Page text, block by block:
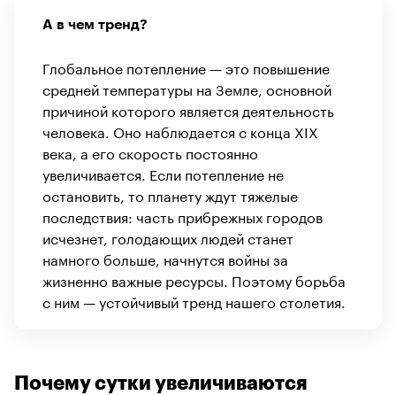
А в чем тренд?
Глобальное потепление — это повышение
средней температуры на Земле, основной
причиной которого является деятельность
человека. Оно наблюдается с конца XIX
века, а его скорость постоянно
увеличивается. Если потепление не
остановить, то планету ждут тяжелые
последствия: часть прибрежных городов
исчезнет, голодающих людей станет
намного больше, начнутся войны за
жизненно важные ресурсы. Поэтому борьба
с ним — устойчивый тренд нашего столетия.
Почему сутки увеличиваются